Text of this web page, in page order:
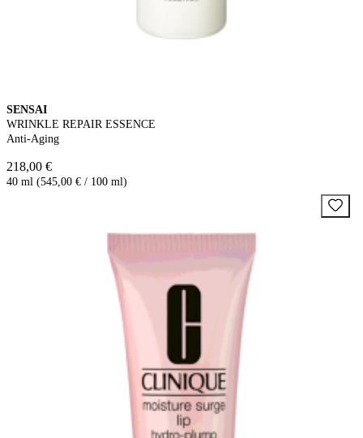
SENSAI
WRINKLE REPAIR ESSENCE
Anti-Aging
218,00 €
40 ml (545,00 € / 100 ml)